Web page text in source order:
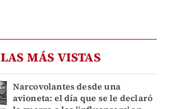
LAS MÁS VISTAS
Narcovolantes desde una
avioneta: el día que se le declaró